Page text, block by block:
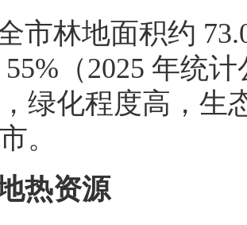
市林地面积约
（2025 年统
绿化程度高，生
。
热资源